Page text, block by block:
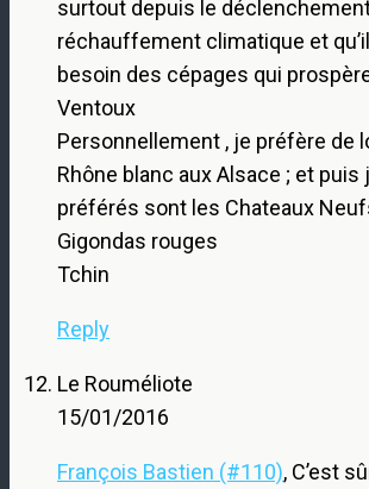
surtout depuis le
réchauffement climatique et
besoin des cépages qui
Ventoux
Personnellement , je préfère de
Rhône blanc aux Alsace ; et puis
préférés sont les Chateaux
Gigondas rouges
Tchin
Reply
Le Rouméliote
15/01/2016
François Bastien (#110), C’est